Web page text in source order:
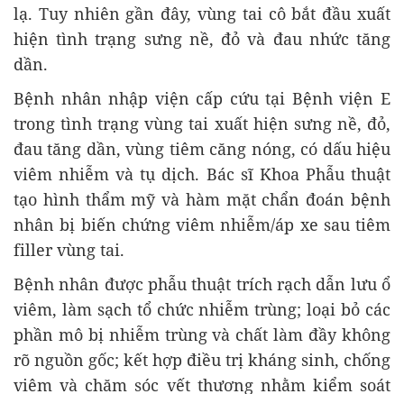
lạ. Tuy nhiên gần đây, vùng tai cô bắt đầu xuất
hiện tình trạng sưng nề, đỏ và đau nhức tăng
dần.
Bệnh nhân nhập viện cấp cứu tại Bệnh viện E
trong tình trạng vùng tai xuất hiện sưng nề, đỏ,
đau tăng dần, vùng tiêm căng nóng, có dấu hiệu
viêm nhiễm và tụ dịch. Bác sĩ Khoa Phẫu thuật
tạo hình thẩm mỹ và hàm mặt chẩn đoán bệnh
nhân bị biến chứng viêm nhiễm/áp xe sau tiêm
filler vùng tai.
Bệnh nhân được phẫu thuật trích rạch dẫn lưu ổ
viêm, làm sạch tổ chức nhiễm trùng; loại bỏ các
phần mô bị nhiễm trùng và chất làm đầy không
rõ nguồn gốc; kết hợp điều trị kháng sinh, chống
viêm và chăm sóc vết thương nhằm kiểm soát